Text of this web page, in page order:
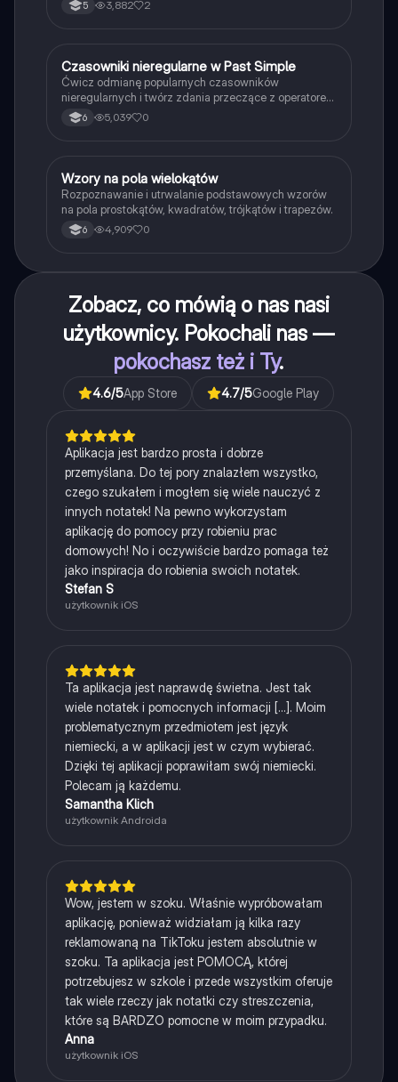
5 3,882 2
CJęzyk angielski
Czasowniki nieregularne w Past Simple
Ćwicz odmianę popularnych czasowników
nieregularnych i twórz zdania przeczące z operatorem
didn't w czasie Past Simple.
6 5,039 0
WMatematyka
Wzory na pola wielokątów
Rozpoznawanie i utrwalanie podstawowych wzorów
na pola prostokątów, kwadratów, trójkątów i trapezów.
6 4,909 0
Zobacz, co mówią o nas nasi
użytkownicy. Pokochali nas —
pokochasz też i Ty.
4.6/5App Store 4.7/5Google Play
Aplikacja jest bardzo prosta i dobrze
przemyślana. Do tej pory znalazłem wszystko,
czego szukałem i mogłem się wiele nauczyć z
innych notatek! Na pewno wykorzystam
aplikację do pomocy przy robieniu prac
domowych! No i oczywiście bardzo pomaga też
jako inspiracja do robienia swoich notatek.
Stefan S
użytkownik iOS
Ta aplikacja jest naprawdę świetna. Jest tak
wiele notatek i pomocnych informacji [...]. Moim
problematycznym przedmiotem jest język
niemiecki, a w aplikacji jest w czym wybierać.
Dzięki tej aplikacji poprawiłam swój niemiecki.
Polecam ją każdemu.
Samantha Klich
użytkownik Androida
Wow, jestem w szoku. Właśnie wypróbowałam
aplikację, ponieważ widziałam ją kilka razy
reklamowaną na TikToku jestem absolutnie w
szoku. Ta aplikacja jest POMOCĄ, której
potrzebujesz w szkole i przede wszystkim oferuje
tak wiele rzeczy jak notatki czy streszczenia,
które są BARDZO pomocne w moim przypadku.
Anna
użytkownik iOS